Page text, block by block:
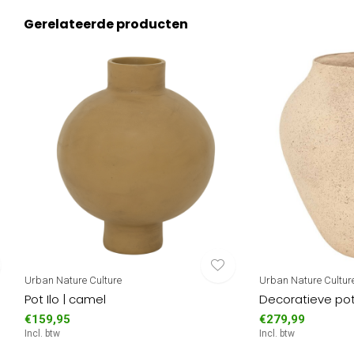
Gerelateerde producten
Urban Nature Culture
Pot Ilo | camel
€159,95
Incl. btw
Urban Nature
Decoratieve
€279,99
Incl. btw